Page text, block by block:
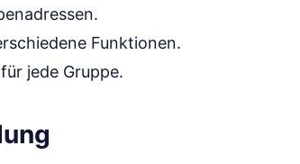
Funktionen.
jede Gruppe.